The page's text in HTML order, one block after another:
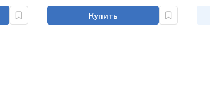
Купить